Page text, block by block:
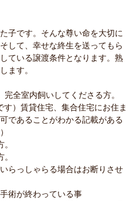
子です。そんな尊い命を大切に
して、幸せな終生を送ってもら
ている譲渡条件となります。熟
ます。
全室内飼いしてくださる方。
す）賃貸住宅、集合住宅にお住ま
であることがわかる記載がある
らっしゃらる場合はお断りさせ
術が終わっている事